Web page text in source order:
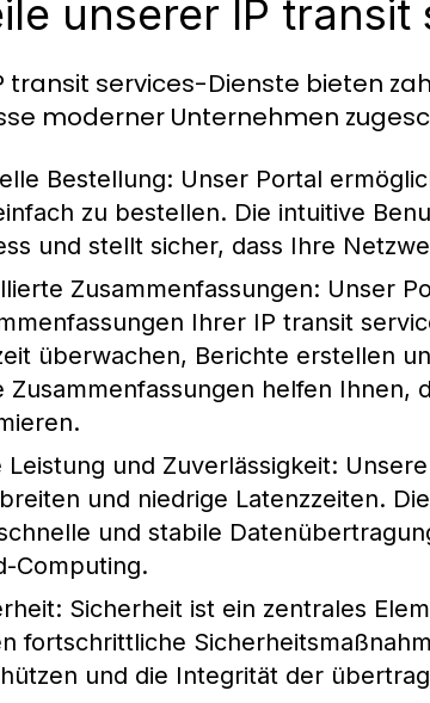
unserer IP
transit services-Dienste bieten
moderner Unternehmen
Bestellung: Unser Portal
zu bestellen. Die intuitive
und stellt sicher, dass Ihre
Zusammenfassungen: Unser
Ihrer IP transit
überwachen, Berichte erstellen
Zusammenfassungen helfen Ihnen,
Leistung und Zuverlässigkeit:
und niedrige Latenzzeiten.
und stabile
Computing.
: Sicherheit ist ein zentrales
fortschrittliche
und die Integrität der